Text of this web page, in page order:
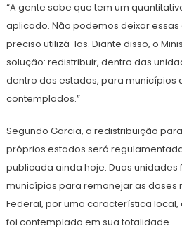
“A gente sabe que tem um
aplicado. Não podemos deixar
preciso utilizá-las. Diante disso, o
solução: redistribuir, dentro das
dentro dos estados, para municípios
contemplados.”
Segundo Garcia, a redistribuição
próprios estados será
publicada ainda hoje. Duas
municípios para remanejar as doses
Federal, por uma característica local,
foi contemplado em sua totalidade.